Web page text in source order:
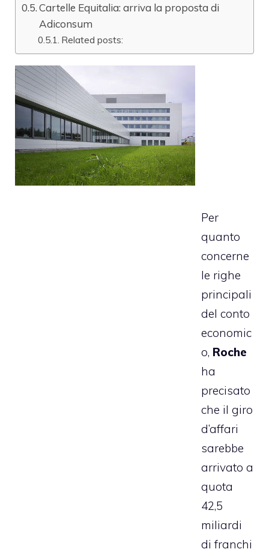
Cartelle Equitalia: arriva la proposta di
Adiconsum
Related posts:
Per
quanto
concerne
le righe
principali
del conto
economic
o, Roche
ha
precisato
che il giro
d’affari
sarebbe
arrivato a
quota
42,5
miliardi
di franchi